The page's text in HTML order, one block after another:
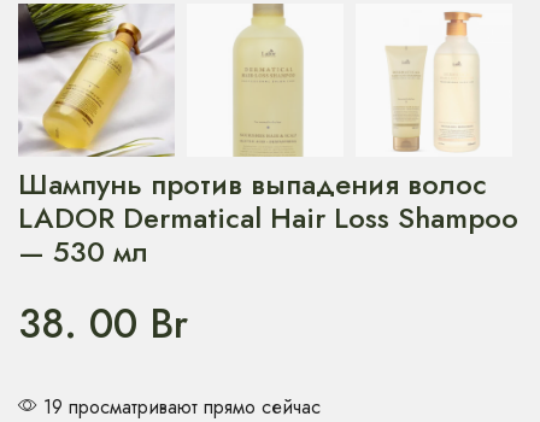
Шампунь против выпадения волос
LADOR Dermatical Hair Loss Shampoo
— 530 мл
38. 00 Br
19 просматривают прямо сейчас